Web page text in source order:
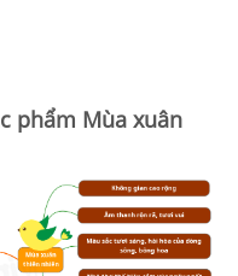
phẩm Mùa xuân